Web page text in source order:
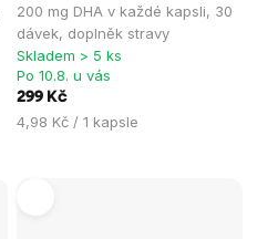
200 mg DHA v každé kapsli, 30
dávek, doplněk stravy
4,4
z
5
hvězdiček.
Skladem > 5 ks
Po 10.8. u vás
299 Kč
Měrná
4,98 Kč / 1 kapsle